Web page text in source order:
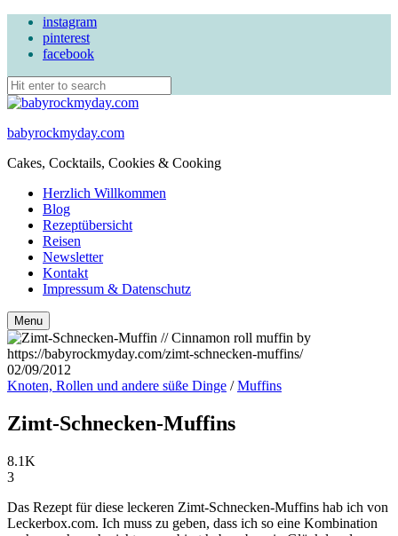
instagram
pinterest
facebook
babyrockmyday.com
Cakes, Cocktails, Cookies & Cooking
Herzlich Willkommen
Blog
Rezeptübersicht
Reisen
Newsletter
Kontakt
Impressum & Datenschutz
Search
Menu
02/09/2012
Knoten, Rollen und andere süße Dinge /Muffins
Zimt-Schnecken-Muffins
8.1K
3
Das Rezept für diese leckeren Zimt-Schnecken-Muffins hab ich von
Leckerbox.com. Ich muss zu geben, dass ich so eine Kombination